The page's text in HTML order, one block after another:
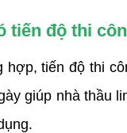
tiến độ thi
hợp, tiến độ thi
giúp nhà thầu